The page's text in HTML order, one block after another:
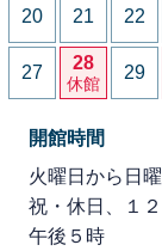
20 21 22
27 28
休館
29
開館時間
火曜日から日
祝・休日、１
午後５時